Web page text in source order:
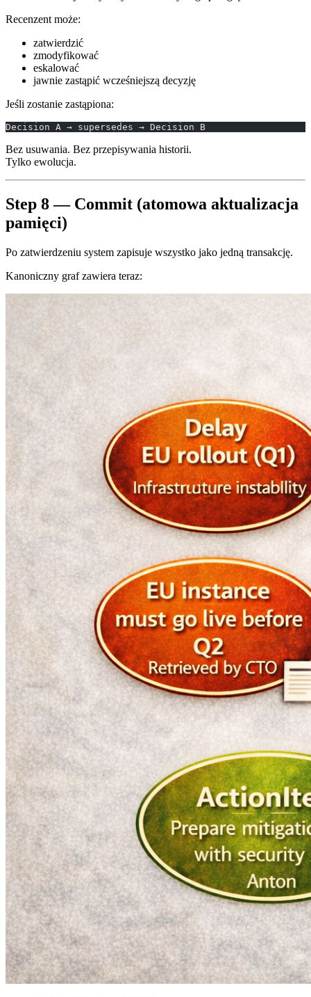
Recenzent może:
zatwierdzić
zmodyfikować
eskalować
jawnie zastąpić wcześniejszą decyzję
Jeśli zostanie zastąpiona:
Decision A → supersedes → Decision B
Bez usuwania. Bez przepisywania historii.
Tylko ewolucja.
Step 8 — Commit (atomowa aktualizacja
pamięci)
Po zatwierdzeniu system zapisuje wszystko jako jedną transakcję.
Kanoniczny graf zawiera teraz: